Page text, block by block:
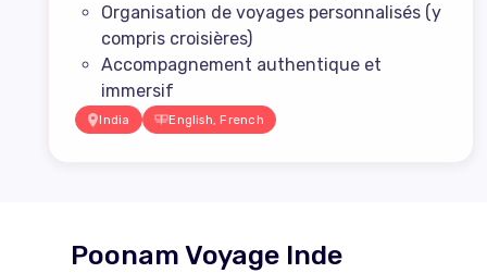
Organisation de voyages personnalisés (y
compris croisières)
Accompagnement authentique et
immersif
India English, French
Poonam Voyage Inde